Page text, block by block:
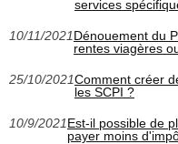
services
10/11/2021Dénouement du
rentes viagères
25/10/2021Comment créer
les SCPI ?
10/9/2021Est-il possible de
payer moins